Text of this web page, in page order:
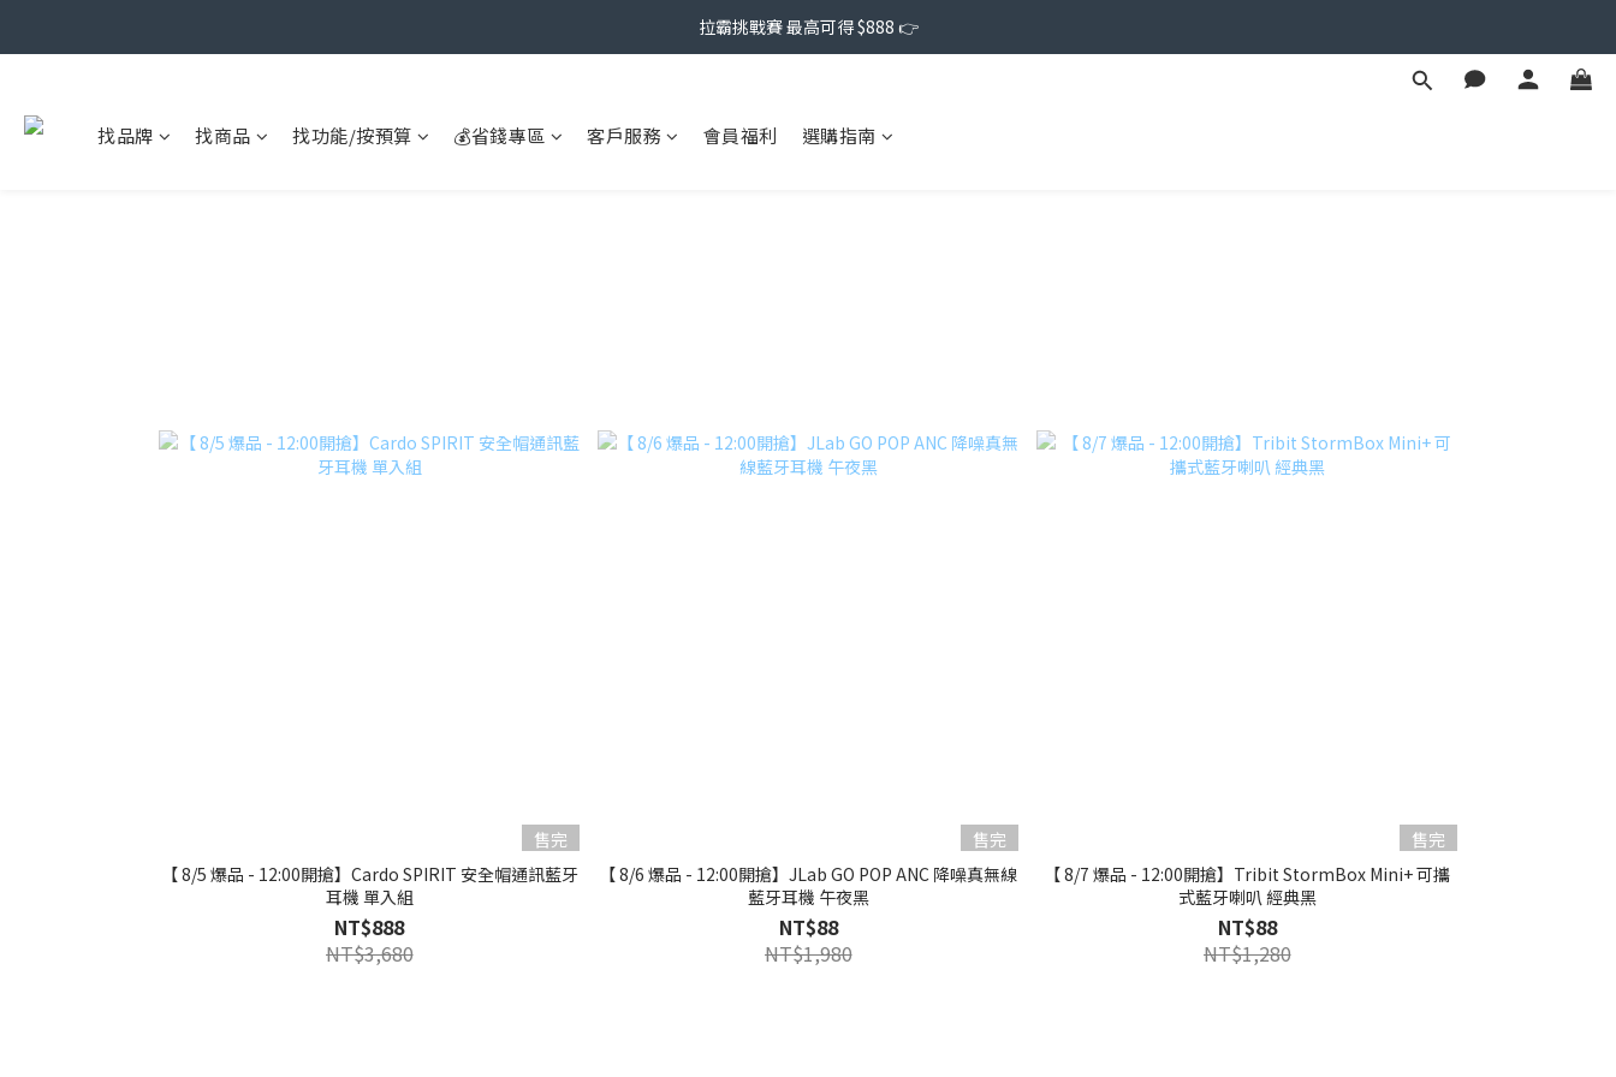
拉霸挑戰賽 最高可得 $888 👉
找品牌 找商品 找功能/按預算 💰省錢專區 客戶服務 會員福利 選購指南
售完
【 8/5 爆品 - 12:00開搶】Cardo SPIRIT 安全帽通訊藍牙
耳機 單入組
NT$888
NT$3,680
售完
【 8/6 爆品 - 12:00開搶】JLab GO POP ANC 降噪真無線
藍牙耳機 午夜黑
NT$88
NT$1,980
售完
【 8/7 爆品 - 12:00開搶】Tribit StormBox Mini+ 可攜
式藍牙喇叭 經典黑
NT$88
NT$1,280